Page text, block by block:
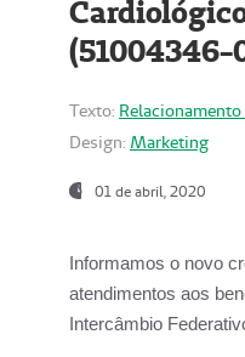
(51004346-
Texto:
Design: Marketing
01 de abril, 2020
Informamos o novo
atendimentos aos
Intercâmbio